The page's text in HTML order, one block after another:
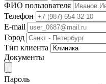
ФИО пользователя
Телефон
E-mail
Город
Тип клиента
Документы
Пароль